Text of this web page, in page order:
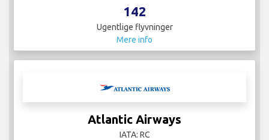
142
Ugentlige flyvninger
Mere info
Atlantic Airways
IATA: RC